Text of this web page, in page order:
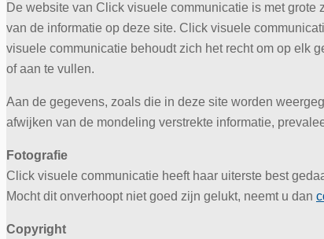
De website van Click visuele communicatie is met
van de informatie op deze site. Click visuele
visuele communicatie behoudt zich het recht om op elk
of aan te vullen.
Aan de gegevens, zoals die in deze site worden
afwijken van de mondeling verstrekte informatie,
Fotografie
Click visuele communicatie heeft haar uiterste best
Mocht dit onverhoopt niet goed zijn gelukt, neemt u dan
Copyright